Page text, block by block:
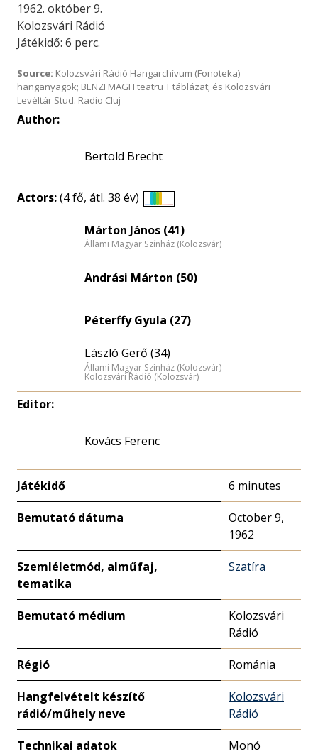
1962. október 9.
Kolozsvári Rádió
Játékidő: 6 perc.
Source: Kolozsvári Rádió Hangarchívum (Fonoteka)
hanganyagok; BENZI MAGH teatru T táblázat; és Kolozsvári
Levéltár Stud. Radio Cluj
Author:
Bertold Brecht
Actors:(4 fő, átl. 38 év)
eloszlás
nagyítása
Márton János (41)
Állami Magyar Színház (Kolozsvár)
Andrási Márton (50)
Péterffy Gyula (27)
László Gerő (34)
Állami Magyar Színház (Kolozsvár)
Kolozsvári Rádió (Kolozsvár)
Editor:
Kovács Ferenc
Játékidő 6 minutes
Bemutató dátuma
October 9,
1962
Szemléletmód, alműfaj,
tematika
Szatíra
Bemutató médium
Kolozsvári
Rádió
Régió Románia
Hangfelvételt készítő
rádió/műhely neve
Kolozsvári
Rádió
Technikai adatok Monó